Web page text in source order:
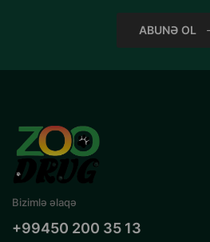
ABUNƏ OL
Bizimlə əlaqə
+99450 200 35 13